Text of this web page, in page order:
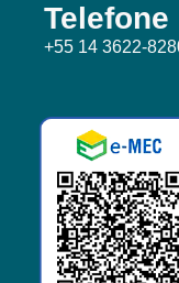
Telefone
+55 14 3622-